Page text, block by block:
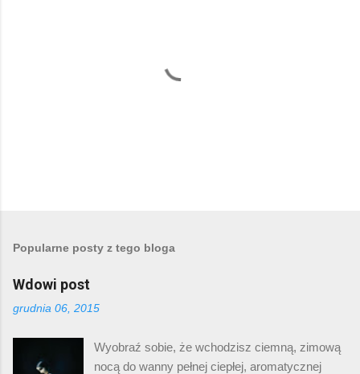
e
ś
i
k
m
Popularne posty z tego bloga
Wdowi post
grudnia 06, 2015
Wyobraź sobie, że wchodzisz ciemną, zimową
nocą do wanny pełnej ciepłej, aromatycznej